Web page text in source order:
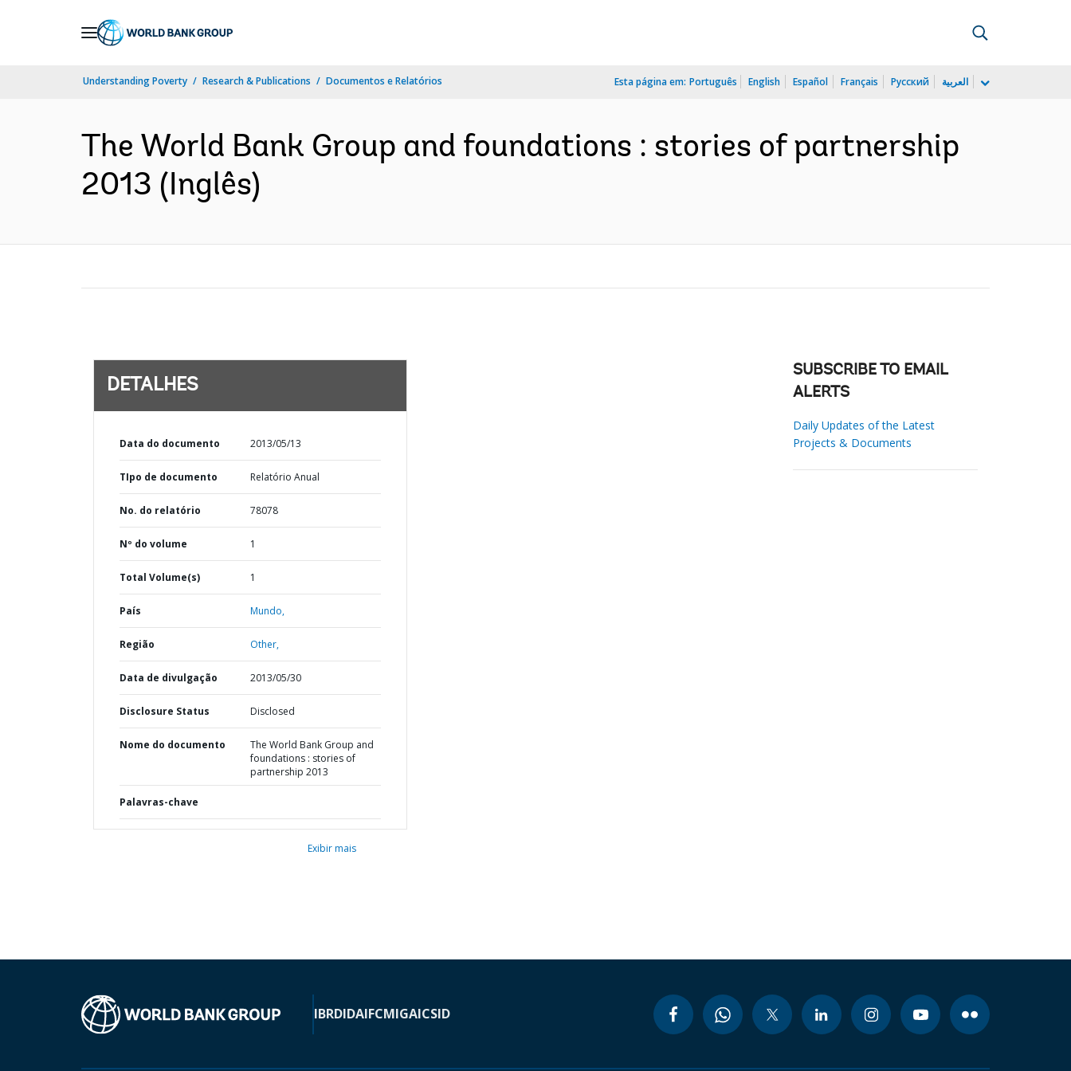
Understanding Poverty Research & Publications Documentos e Relatórios Esta página em: Português English Español Français Русский العربية
The World Bank Group and foundations : stories of partnership
2013 (Inglês)
DETALHES
Data do documento 2013/05/13
TIpo de documento Relatório Anual
No. do relatório 78078
Nº do volume 1
Total Volume(s) 1
País Mundo,
Região Other,
Data de divulgação 2013/05/30
Disclosure Status Disclosed
Nome do documento
The World Bank Group and
foundations : stories of
partnership 2013
Palavras-chave
Exibir mais
SUBSCRIBE TO EMAIL
ALERTS
Daily Updates of the Latest
Projects & Documents
IBRDIDAIFCMIGAICSID